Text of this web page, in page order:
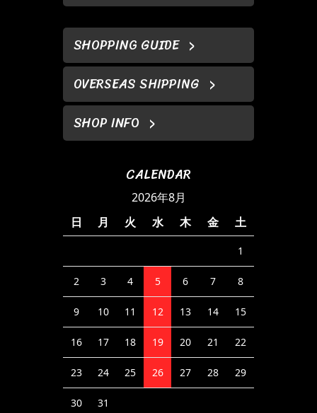
SHOPPING GUIDE
OVERSEAS SHIPPING
SHOP INFO
CALENDAR
2026年8月
日
月 火 水 木 金 土
1
2 3 4 5 6 7 8
9 10 11 12 13 14 15
16 17 18 19 20 21 22
23 24 25 26 27 28 29
30 31